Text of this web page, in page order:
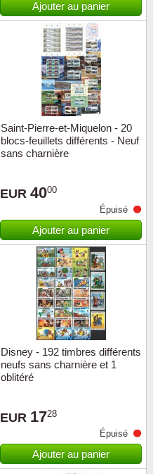
Ajouter au panier
Saint-Pierre-et-Miquelon - 20
blocs-feuillets différents - Neuf
sans charnière
EUR 4000
Épuisé
Ajouter au panier
Disney - 192 timbres différents
neufs sans charnière et 1
oblitéré
EUR 1728
Épuisé
Ajouter au panier